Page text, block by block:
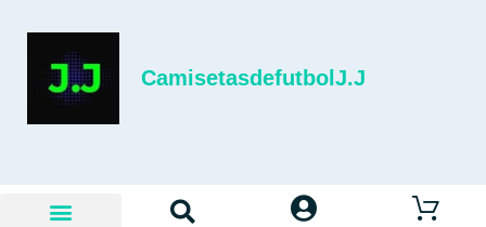
CamisetasdefutbolJ.J